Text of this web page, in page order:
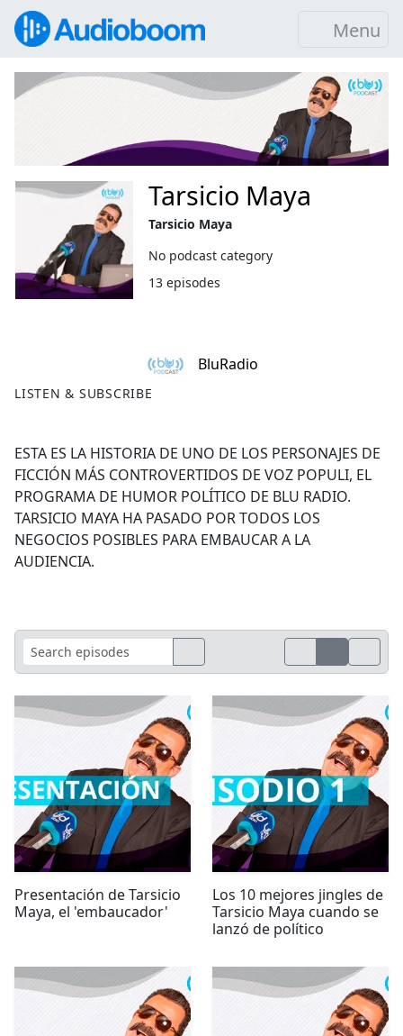
Menu
BluRadio
LISTEN & SUBSCRIBE
ESTA ES LA HISTORIA DE UNO DE LOS PERSONAJES DE
FICCIÓN MÁS CONTROVERTIDOS DE VOZ POPULI, EL
PROGRAMA DE HUMOR POLÍTICO DE BLU RADIO.
TARSICIO MAYA HA PASADO POR TODOS LOS
NEGOCIOS POSIBLES PARA EMBAUCAR A LA
AUDIENCIA.
Tarsicio Maya
Tarsicio Maya
No podcast category
13 episodes
Presentación de Tarsicio
Maya, el 'embaucador'
Los 10 mejores jingles de
Tarsicio Maya cuando se
lanzó de político